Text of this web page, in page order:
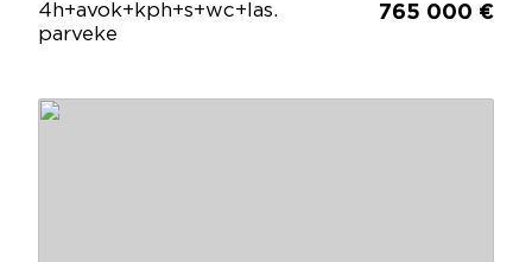
4h+avok+kph+s+wc+las.
parveke
765 000 €